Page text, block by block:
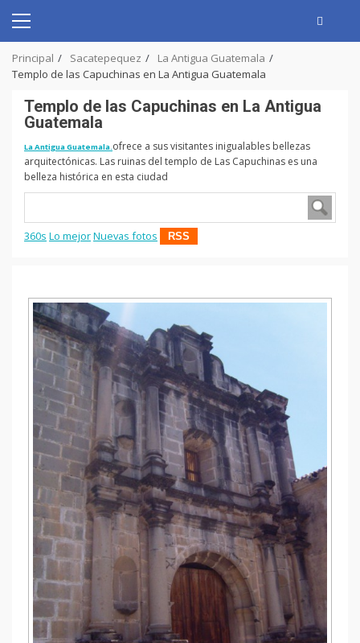
content
Primary
Principal Sacatepequez
La Antigua Guatemala
Templo de las Capuchinas en La Antigua Guatemala
Templo de las Capuchinas en La Antigua
Guatemala
La Antigua Guatemala.ofrece a sus visitantes inigualables bellezas
arquitectónicas. Las ruinas del templo de Las Capuchinas es una
belleza histórica en esta ciudad
360s Lo mejorNuevas fotos RSS